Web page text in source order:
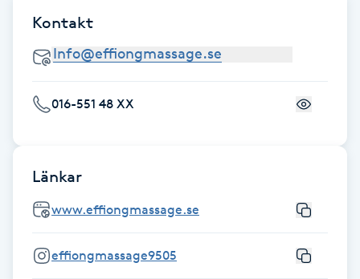
IPL hårborttagning
Japansk massage
Katun fransar
Kontakt
016-551 48 XX
Länkar
www.effiongmassage.se
effiongmassage9505